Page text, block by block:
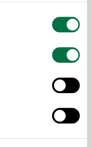
Innovation
–